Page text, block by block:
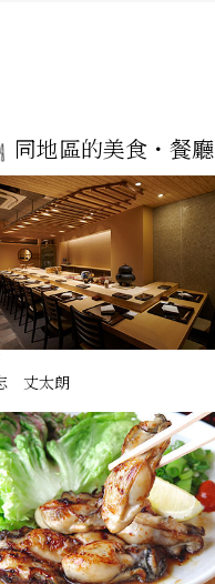
同地區的美食・餐廳
丈太朗